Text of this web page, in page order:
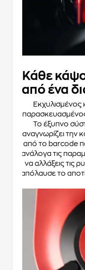
Κάθε
από ένα
Εκχυλισμένος
Το έξυπνο
αναγνωρίζει την
από το barcode
ανάλογα τις
να αλλάξεις τις
απόλαυσε το